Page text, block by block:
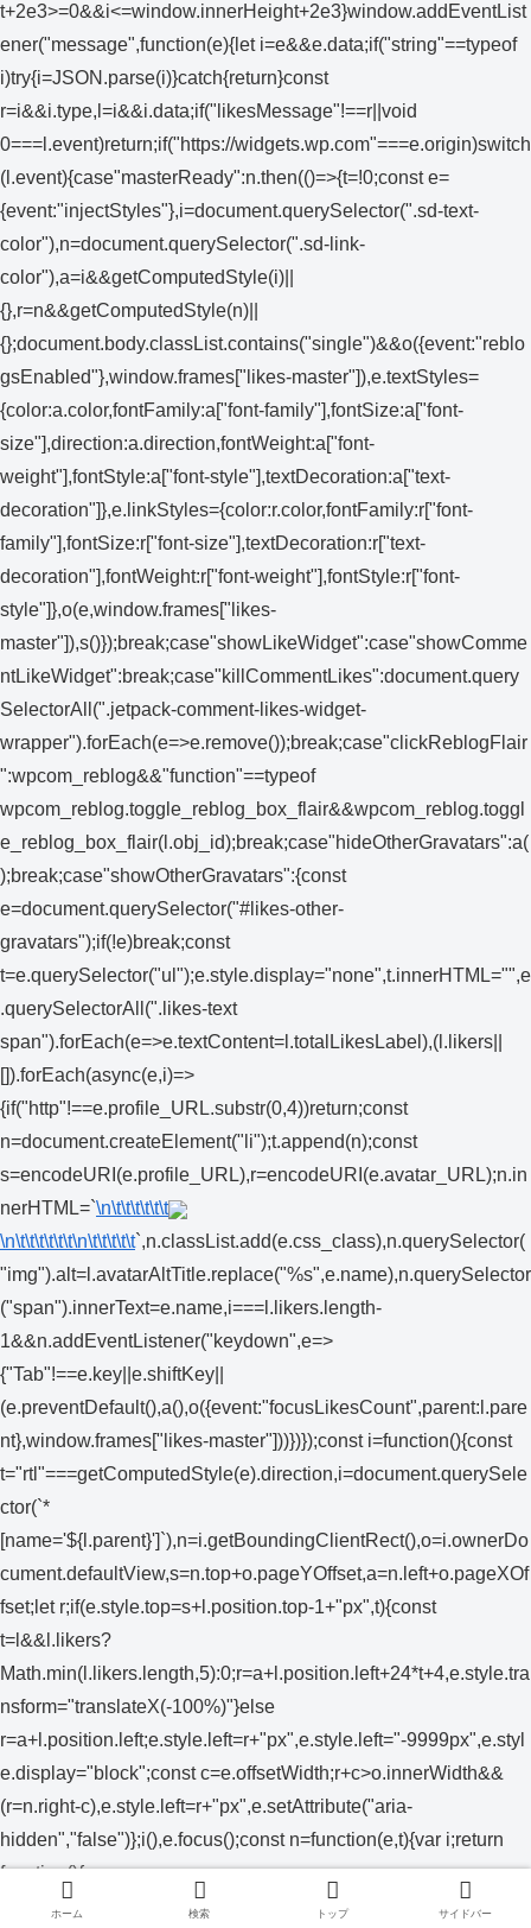
ホーム 検索 トップ サイドバー
t+2e3>=0&&i<=window.innerHeight+2e3}window.addEventList
ener("message",function(e){let i=e&&e.data;if("string"==typeof
i)try{i=JSON.parse(i)}catch{return}const
r=i&&i.type,l=i&&i.data;if("likesMessage"!==r||void
0===l.event)return;if("https://widgets.wp.com"===e.origin)switch
(l.event){case"masterReady":n.then(()=>{t=!0;const e=
{event:"injectStyles"},i=document.querySelector(".sd-text-
color"),n=document.querySelector(".sd-link-
color"),a=i&&getComputedStyle(i)||
{},r=n&&getComputedStyle(n)||
{};document.body.classList.contains("single")&&o({event:"reblo
gsEnabled"},window.frames["likes-master"]),e.textStyles=
{color:a.color,fontFamily:a["font-family"],fontSize:a["font-
size"],direction:a.direction,fontWeight:a["font-
weight"],fontStyle:a["font-style"],textDecoration:a["text-
decoration"]},e.linkStyles={color:r.color,fontFamily:r["font-
family"],fontSize:r["font-size"],textDecoration:r["text-
decoration"],fontWeight:r["font-weight"],fontStyle:r["font-
style"]},o(e,window.frames["likes-
master"]),s()});break;case"showLikeWidget":case"showComme
ntLikeWidget":break;case"killCommentLikes":document.query
SelectorAll(".jetpack-comment-likes-widget-
wrapper").forEach(e=>e.remove());break;case"clickReblogFlair
":wpcom_reblog&&"function"==typeof
wpcom_reblog.toggle_reblog_box_flair&&wpcom_reblog.toggl
e_reblog_box_flair(l.obj_id);break;case"hideOtherGravatars":a(
);break;case"showOtherGravatars":{const
e=document.querySelector("#likes-other-
gravatars");if(!e)break;const
t=e.querySelector("ul");e.style.display="none",t.innerHTML="",e
.querySelectorAll(".likes-text
span").forEach(e=>e.textContent=l.totalLikesLabel),(l.likers||
[]).forEach(async(e,i)=>
{if("http"!==e.profile_URL.substr(0,4))return;const
n=document.createElement("li");t.append(n);const
s=encodeURI(e.profile_URL),r=encodeURI(e.avatar_URL);n.in
nerHTML=`\n\t\t\t\t\t\t
\n\t\t\t\t\t\t\n\t\t\t\t\t`,n.classList.add(e.css_class),n.querySelector(
"img").alt=l.avatarAltTitle.replace("%s",e.name),n.querySelector
("span").innerText=e.name,i===l.likers.length-
1&&n.addEventListener("keydown",e=>
{"Tab"!==e.key||e.shiftKey||
(e.preventDefault(),a(),o({event:"focusLikesCount",parent:l.pare
nt},window.frames["likes-master"]))})});const i=function(){const
t="rtl"===getComputedStyle(e).direction,i=document.querySele
ctor(`*
[name='${l.parent}']`),n=i.getBoundingClientRect(),o=i.ownerDo
cument.defaultView,s=n.top+o.pageYOffset,a=n.left+o.pageXOf
fset;let r;if(e.style.top=s+l.position.top-1+"px",t){const
t=l&&l.likers?
Math.min(l.likers.length,5):0;r=a+l.position.left+24*t+4,e.style.tra
nsform="translateX(-100%)"}else
r=a+l.position.left;e.style.left=r+"px",e.style.left="-9999px",e.styl
e.display="block";const c=e.offsetWidth;r+c>o.innerWidth&&
(r=n.right-c),e.style.left=r+"px",e.setAttribute("aria-
hidden","false")};i(),e.focus();const n=function(e,t){var i;return
function(){var
n=this,o=arguments;clearTimeout(i),i=setTimeout(function()